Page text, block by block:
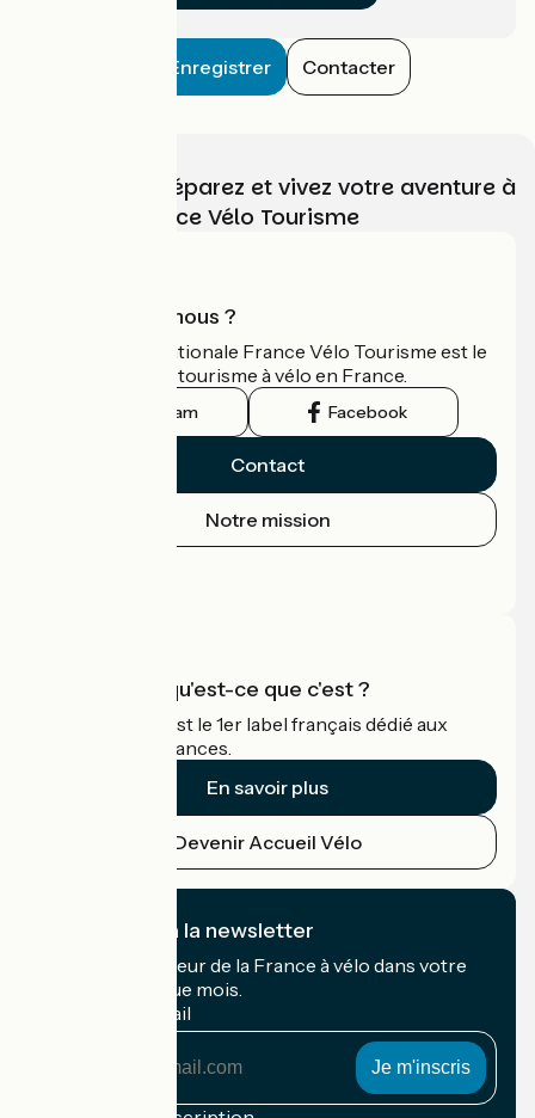
Enregistrer Contacter
Choisissez, préparez et vivez votre aventure à
vélo avec France Vélo Tourisme
Qui sommes-nous ?
L'association nationale France Vélo Tourisme est le
guide officiel du tourisme à vélo en France.
Instagram Facebook
Contact
Notre mission
Accueil Vélo qu'est-ce que c'est ?
Accueil Vélo c'est le 1er label français dédié aux
cyclistes en vacances.
En savoir plus
Devenir Accueil Vélo
Je m'abonne à la newsletter
Recevez le meilleur de la France à vélo dans votre
boîte mail chaque mois.
Mon adresse mail